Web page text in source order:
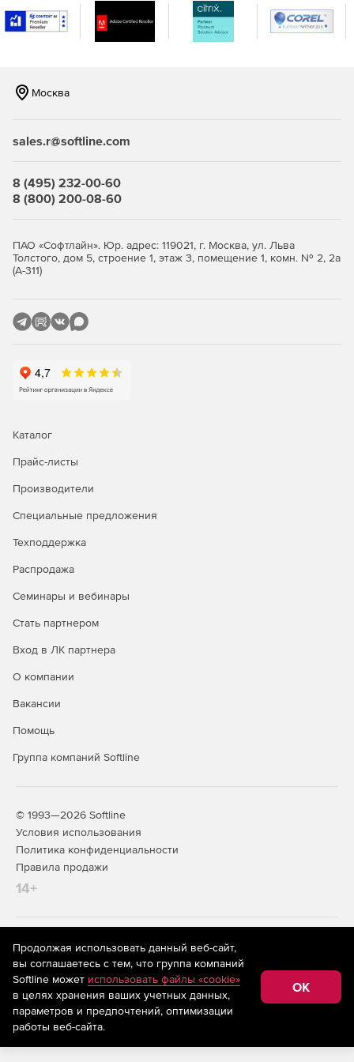
Москва
sales.r@softline.com
8 (495) 232-00-60
8 (800) 200-08-60
ПАО «Софтлайн». Юр. адрес: 119021, г. Москва, ул. Льва
Толстого, дом 5, строение 1, этаж 3, помещение 1, комн. № 2, 2а
(А-311)
Каталог
Прайс-листы
Производители
Специальные предложения
Техподдержка
Распродажа
Семинары и вебинары
Стать партнером
Вход в ЛК партнера
О компании
Вакансии
Помощь
Группа компаний Softline
© 1993—2026 Softline
Условия использования
Политика конфиденциальности
Правила продажи
14+
На информационном ресурсе store.softline.ru применяются
рекомендательные технологии
(информационные технологии
предоставления информации на основе сбора,
систематизации и анализа сведений, относящихся к
предпочтениям пользователей сети «Интернет»,
находящихся на территории Российской Федерации)
Продолжая использовать данный веб-сайт,
вы соглашаетесь с тем, что группа компаний
Softline может использовать файлы «cookie»
в целях хранения ваших учетных данных,
параметров и предпочтений, оптимизации
работы веб-сайта.
OK